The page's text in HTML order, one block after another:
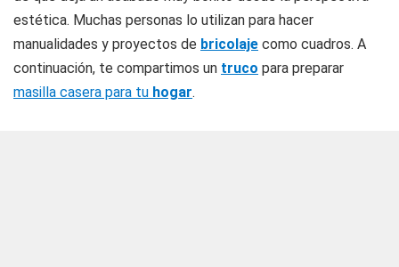
estética. Muchas personas lo utilizan para hacer
manualidades y proyectos de bricolaje como cuadros. A
continuación, te compartimos un truco para preparar
masilla casera para tu hogar.